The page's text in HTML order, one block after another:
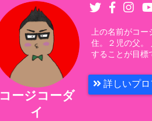
コージコーダ
イ
上の名前がコ
住。２児の父。
することが目標
詳しいプ